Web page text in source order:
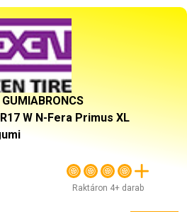
GUMIABRONCS
W N-Fera Primus XL
Raktáron 4+ darab